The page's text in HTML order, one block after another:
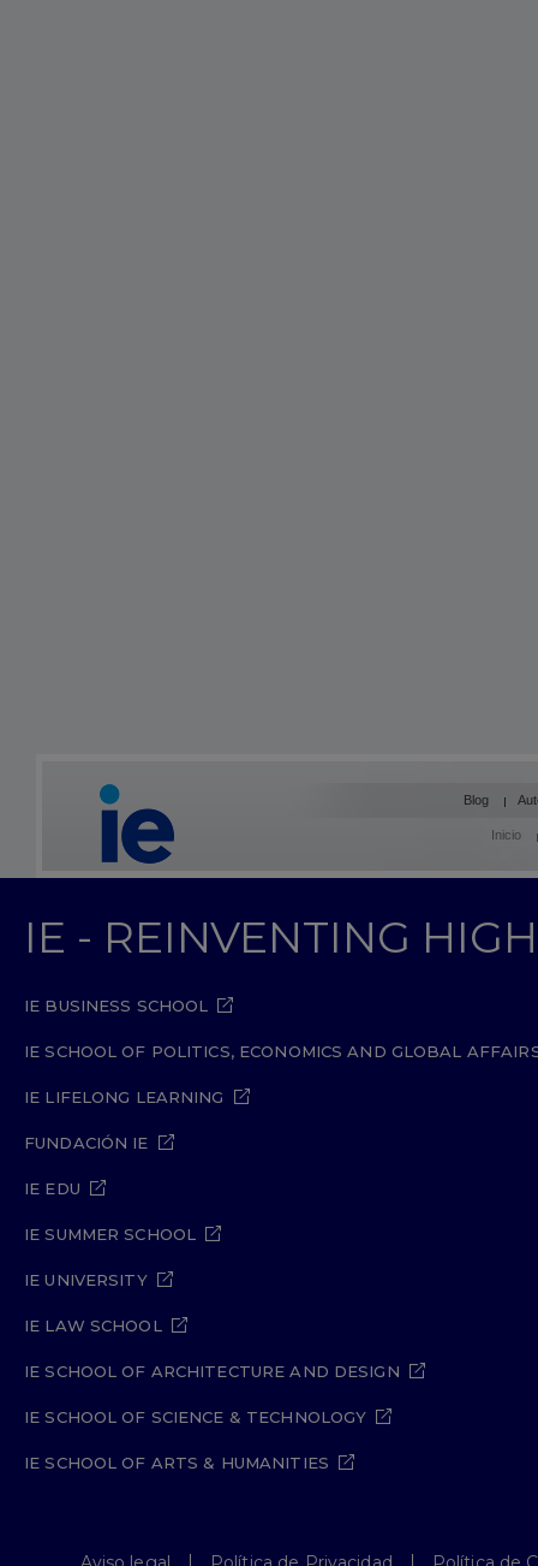
Blog
Inicio
IE - REINVENTING
IE BUSINESS SCHOOL
IE SCHOOL OF POLITICS, ECONOMICS AND GLOBAL
IE LIFELONG LEARNING
FUNDACIÓN IE
IE EDU
IE SUMMER SCHOOL
IE UNIVERSITY
IE LAW SCHOOL
IE SCHOOL OF ARCHITECTURE AND DESIGN
IE SCHOOL OF SCIENCE & TECHNOLOGY
IE SCHOOL OF ARTS & HUMANITIES